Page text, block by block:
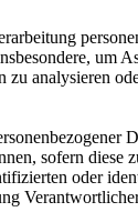
um
zu analysieren
sofern
oder